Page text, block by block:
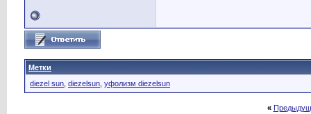
Метки
diezel sun diezelsun уфолизм diezelsun
«